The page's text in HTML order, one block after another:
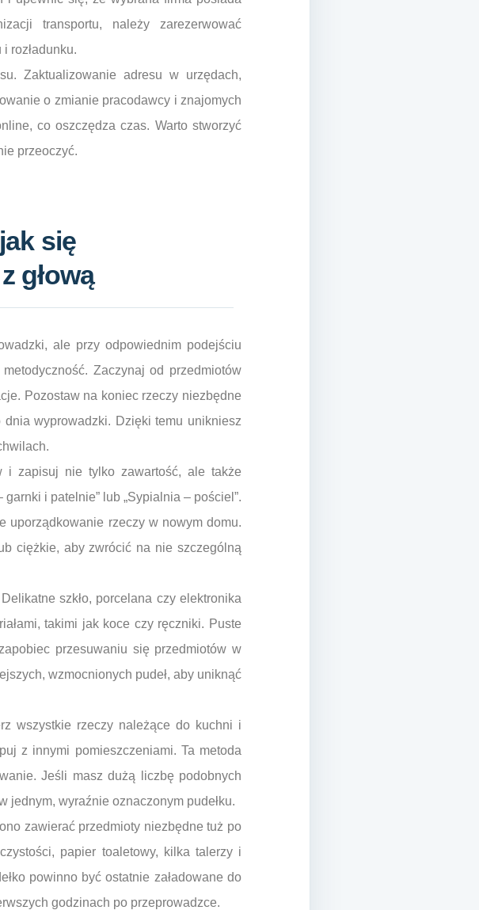
transportu, należy zarezerwować
rozładunku.
Zaktualizowanie adresu w urzędach,
o zmianie pracodawcy i znajomych
co oszczędza czas. Warto stworzyć
przeoczyć.
się
głową
ale przy odpowiednim podejściu
Zaczynaj od przedmiotów
Pozostaw na koniec rzeczy niezbędne
wyprowadzki. Dzięki temu unikniesz
i zapisuj nie tylko zawartość, ale także
i patelnie” lub „Sypialnia – pościel”.
uporządkowanie rzeczy w nowym domu.
ciężkie, aby zwrócić na nie szczególną
szkło, porcelana czy elektronika
takimi jak koce czy ręczniki. Puste
przesuwaniu się przedmiotów w
wzmocnionych pudeł, aby uniknąć
wszystkie rzeczy należące do kuchni i
z innymi pomieszczeniami. Ta metoda
Jeśli masz dużą liczbę podobnych
jednym, wyraźnie oznaczonym pudełku.
zawierać przedmioty niezbędne tuż po
papier toaletowy, kilka talerzy i
powinno być ostatnie załadowane do
godzinach po przeprowadzce.